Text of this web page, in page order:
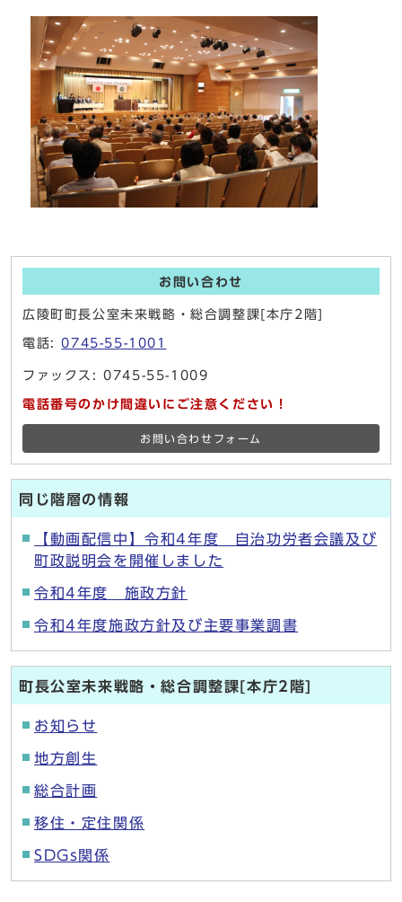
お問い合わせ
広陵町町長公室未来戦略・総合調整課[本庁2階]
電話:0745-55-1001
ファックス: 0745-55-1009
電話番号のかけ間違いにご注意ください！
お問い合わせフォーム
同じ階層の情報
【動画配信中】令和4年度 自治功労者会議及び
町政説明会を開催しました
令和4年度 施政方針
令和4年度施政方針及び主要事業調書
町長公室未来戦略・総合調整課[本庁2階]
お知らせ
地方創生
総合計画
移住・定住関係
SDGs関係